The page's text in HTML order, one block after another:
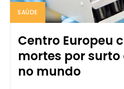
SAÚDE
Centro Europeu
mortes por
no mundo